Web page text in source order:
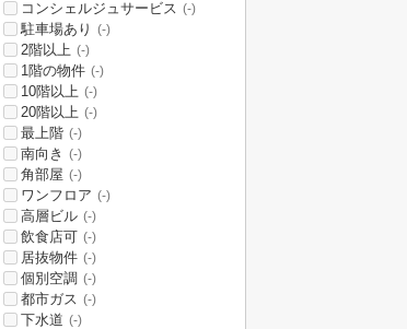
コンシェルジュサービス (-)
駐車場あり (-)
2階以上 (-)
1階の物件 (-)
10階以上 (-)
20階以上 (-)
最上階 (-)
南向き (-)
角部屋 (-)
ワンフロア (-)
高層ビル (-)
飲食店可 (-)
居抜物件 (-)
個別空調 (-)
都市ガス (-)
下水道 (-)